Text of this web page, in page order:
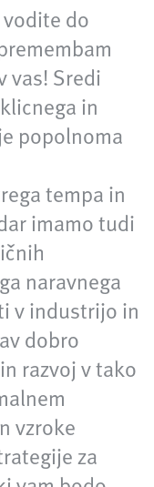
do
vas! Sredi
in
popolnoma
tempa in
imamo tudi
naravnega
v industrijo in
dobro
razvoj v tako
vzroke
za